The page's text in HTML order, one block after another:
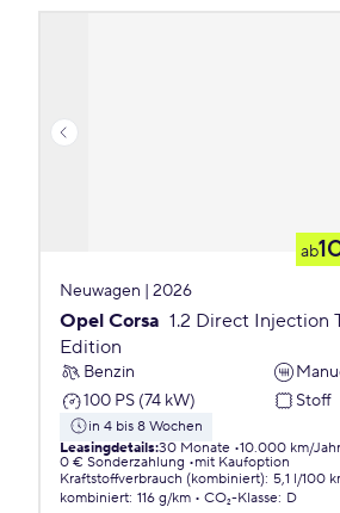
ab
Neuwagen | 2026
Opel Corsa 1.2 Direct Injection
Edition
Benzin
100 PS (74 kW)
Stoff
in 4 bis 8 Wochen
Leasingdetails:30 Monate 10.000 km/Jahr
0 € Sonderzahlung
mit Kaufoption
Kraftstoffverbrauch (kombiniert): 5,1 l/100
kombiniert: 116 g/km CO₂-Klasse: D